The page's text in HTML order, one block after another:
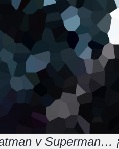
v Superman…